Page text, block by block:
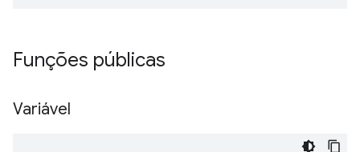
Funções públicas
Variável